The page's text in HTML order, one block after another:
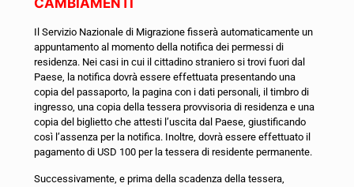
CAMBIAMENTI
Il Servizio Nazionale di Migrazione fisserà automaticamente un
appuntamento al momento della notifica dei permessi di
residenza. Nei casi in cui il cittadino straniero si trovi fuori dal
Paese, la notifica dovrà essere effettuata presentando una
copia del passaporto, la pagina con i dati personali, il timbro di
ingresso, una copia della tessera provvisoria di residenza e una
copia del biglietto che attesti l’uscita dal Paese, giustificando
così l’assenza per la notifica. Inoltre, dovrà essere effettuato il
pagamento di USD 100 per la tessera di residente permanente.
Successivamente, e prima della scadenza della tessera,